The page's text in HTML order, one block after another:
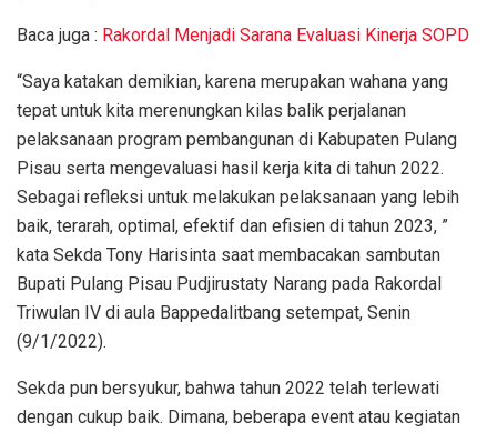
Baca juga : Rakordal Menjadi Sarana Evaluasi Kinerja SOPD
“Saya katakan demikian, karena merupakan wahana yang
tepat untuk kita merenungkan kilas balik perjalanan
pelaksanaan program pembangunan di Kabupaten Pulang
Pisau serta mengevaluasi hasil kerja kita di tahun 2022.
Sebagai refleksi untuk melakukan pelaksanaan yang lebih
baik, terarah, optimal, efektif dan efisien di tahun 2023, ”
kata Sekda Tony Harisinta saat membacakan sambutan
Bupati Pulang Pisau Pudjirustaty Narang pada Rakordal
Triwulan IV di aula Bappedalitbang setempat, Senin
(9/1/2022).
Sekda pun bersyukur, bahwa tahun 2022 telah terlewati
dengan cukup baik. Dimana, beberapa event atau kegiatan